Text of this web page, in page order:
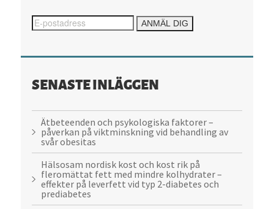
SENASTE INLÄGGEN
Ätbeteenden och psykologiska faktorer –
påverkan på viktminskning vid behandling av
svår obesitas
Hälsosam nordisk kost och kost rik på
fleromättat fett med mindre kolhydrater –
effekter på leverfett vid typ 2-diabetes och
prediabetes